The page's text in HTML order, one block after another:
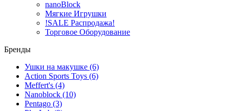
nanoBlock
Мягкие Игрушки
!SALE Распродажа!
Торговое Оборудование
Бренды
Ушки на макушке (6)
Action Sports Toys (6)
Meffert's (4)
Nanoblock (10)
Pentago (3)